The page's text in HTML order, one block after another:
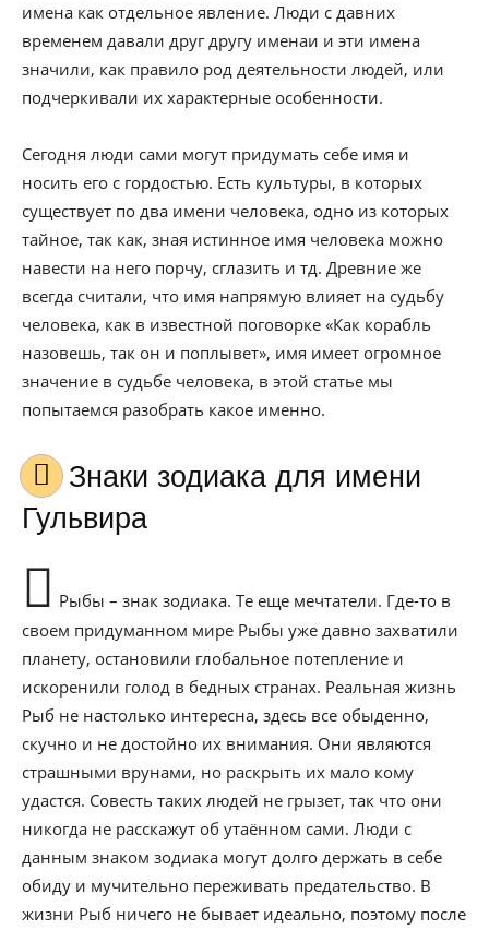
имена как отдельное явление. Люди с давних
временем давали друг другу именаи и эти имена
значили, как правило род деятельности людей, или
подчеркивали их характерные особенности.
Сегодня люди сами могут придумать себе имя и
носить его с гордостью. Есть культуры, в которых
существует по два имени человека, одно из которых
тайное, так как, зная истинное имя человека можно
навести на него порчу, сглазить и тд. Древние же
всегда считали, что имя напрямую влияет на судьбу
человека, как в известной поговорке «Как корабль
назовешь, так он и поплывет», имя имеет огромное
значение в судьбе человека, в этой статье мы
попытаемся разобрать какое именно.
Знаки зодиака для имени
Гульвира
Рыбы – знак зодиака. Те еще мечтатели. Где-то в
своем придуманном мире Рыбы уже давно захватили
планету, остановили глобальное потепление и
искоренили голод в бедных странах. Реальная жизнь
Рыб не настолько интересна, здесь все обыденно,
скучно и не достойно их внимания. Они являются
страшными врунами, но раскрыть их мало кому
удастся. Совесть таких людей не грызет, так что они
никогда не расскажут об утаённом сами. Люди с
данным знаком зодиака могут долго держать в себе
обиду и мучительно переживать предательство. В
жизни Рыб ничего не бывает идеально, поэтому после